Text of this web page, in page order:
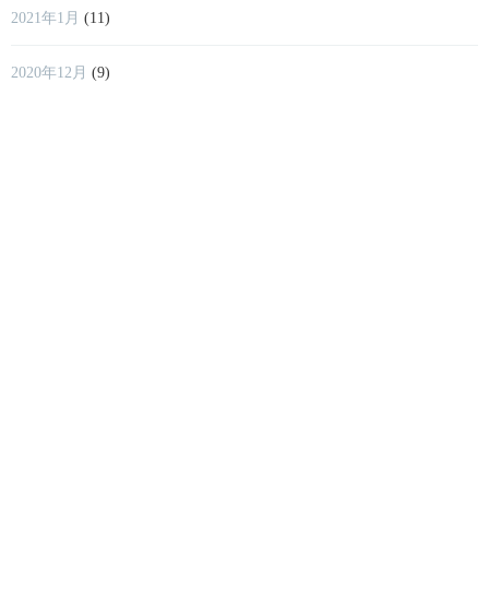
2021年1月 (11)
2020年12月 (9)